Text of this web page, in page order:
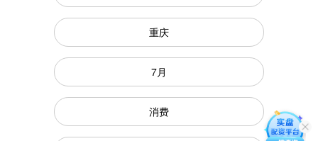
重庆
7月
消费